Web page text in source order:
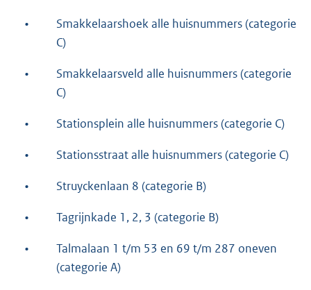
•
Smakkelaarshoek alle huisnummers (categorie
C)
•
Smakkelaarsveld alle huisnummers (categorie
C)
• Stationsplein alle huisnummers (categorie C)
• Stationsstraat alle huisnummers (categorie C)
• Struyckenlaan 8 (categorie B)
• Tagrijnkade 1, 2, 3 (categorie B)
•
Talmalaan 1 t/m 53 en 69 t/m 287 oneven
(categorie A)